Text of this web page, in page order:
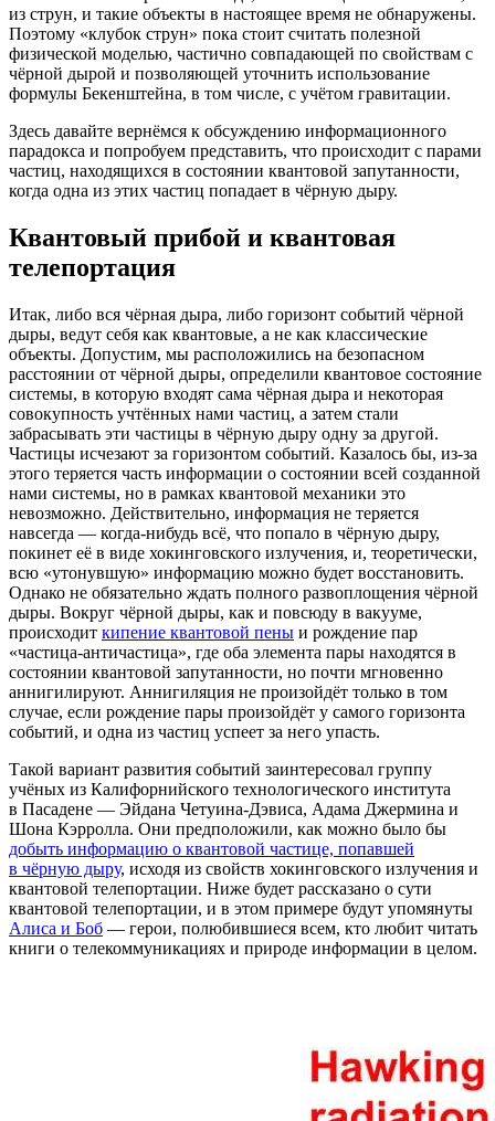
из струн, и такие объекты в настоящее время не обнаружены.
Поэтому «клубок струн» пока стоит считать полезной
физической моделью, частично совпадающей по свойствам с
чёрной дырой и позволяющей уточнить использование
формулы Бекенштейна, в том числе, с учётом гравитации.
Здесь давайте вернёмся к обсуждению информационного
парадокса и попробуем представить, что происходит с парами
частиц, находящихся в состоянии квантовой запутанности,
когда одна из этих частиц попадает в чёрную дыру.
Квантовый прибой и квантовая
телепортация
Итак, либо вся чёрная дыра, либо горизонт событий чёрной
дыры, ведут себя как квантовые, а не как классические
объекты. Допустим, мы расположились на безопасном
расстоянии от чёрной дыры, определили квантовое состояние
системы, в которую входят сама чёрная дыра и некоторая
совокупность учтённых нами частиц, а затем стали
забрасывать эти частицы в чёрную дыру одну за другой.
Частицы исчезают за горизонтом событий. Казалось бы, из-за
этого теряется часть информации о состоянии всей созданной
нами системы, но в рамках квантовой механики это
невозможно. Действительно, информация не теряется
навсегда — когда‑нибудь всё, что попало в чёрную дыру,
покинет её в виде хокинговского излучения, и, теоретически,
всю «утонувшую» информацию можно будет восстановить.
Однако не обязательно ждать полного развоплощения чёрной
дыры. Вокруг чёрной дыры, как и повсюду в вакууме,
происходит кипение квантовой пены и рождение пар
«частица-античастица», где оба элемента пары находятся в
состоянии квантовой запутанности, но почти мгновенно
аннигилируют. Аннигиляция не произойдёт только в том
случае, если рождение пары произойдёт у самого горизонта
событий, и одна из частиц успеет за него упасть.
Такой вариант развития событий заинтересовал группу
учёных из Калифорнийского технологического института
в Пасадене — Эйдана Четуина‑Дэвиса, Адама Джермина и
Шона Кэрролла. Они предположили, как можно было бы
добыть информацию о квантовой частице, попавшей
в чёрную дыру, исходя из свойств хокинговского излучения и
квантовой телепортации. Ниже будет рассказано о сути
квантовой телепортации, и в этом примере будут упомянуты
Алиса и Боб — герои, полюбившиеся всем, кто любит читать
книги о телекоммуникациях и природе информации в целом.